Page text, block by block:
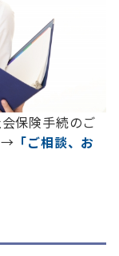
保険手続のご
→ 「ご相談、お